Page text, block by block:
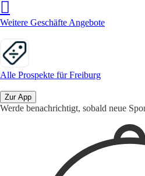
Weitere Geschäfte Angebote
Alle Prospekte für Freiburg
Zur App
Werde benachrichtigt, sobald neue